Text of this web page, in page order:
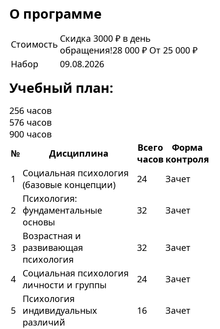
О программе
Стоимость Скидка 3000 ₽ в день
обращения!28 000 ₽ От 25 000 ₽
Набор
09.08.2026
Учебный план:
256 часов
576 часов
900 часов
№
Дисциплина
Всего
часов
Форма
контроля
1
Социальная психология
(базовые концепции)
24 Зачет
2
Психология:
фундаментальные
основы
32 Зачет
3
Возрастная и
развивающая
психология
32 Зачет
4
Социальная психология
личности и группы
24 Зачет
5
Психология
индивидуальных
различий
16 Зачет